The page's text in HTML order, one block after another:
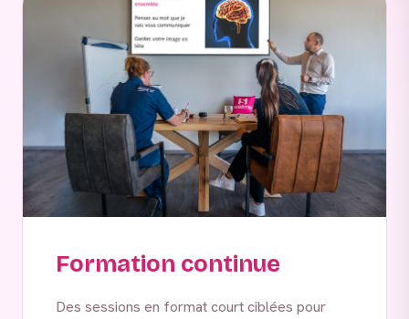
Formation continue
Des sessions en format court ciblées pour